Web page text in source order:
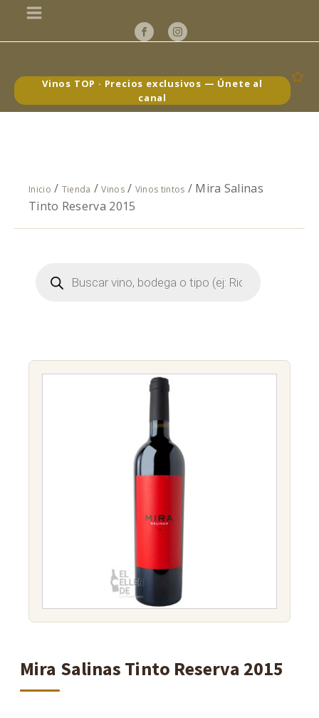
Vinos TOP · Precios exclusivos — Únete al
canal
Inicio / Tienda /Vinos/ Vinos tintos / Mira Salinas
Tinto Reserva 2015
Búsqueda
Mira Salinas Tinto Reserva 2015